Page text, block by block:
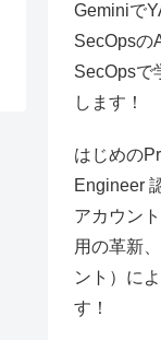
Geminiで
SecOpsの
SecOpsで
します！
はじめの
Engineer
アカウン
用の革新
ント）に
す！